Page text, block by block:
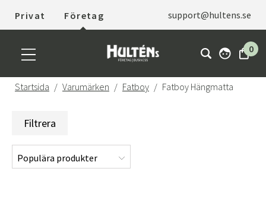
Privat Företag support@hultens.se
0
Startsida Varumärken Fatboy Fatboy Hängmatta
Filtrera